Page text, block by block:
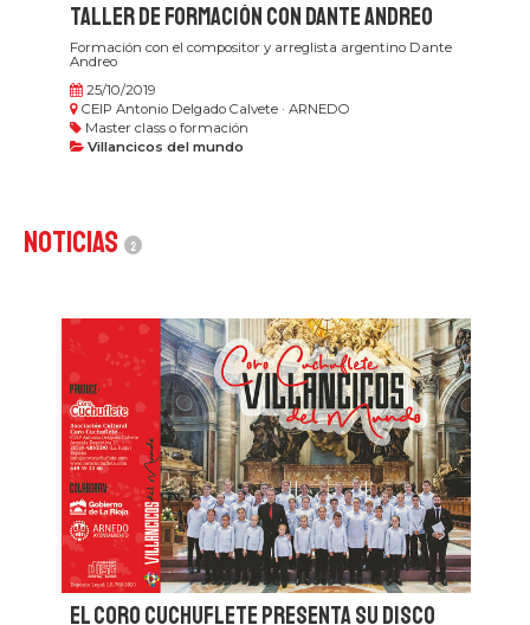
Taller de formación con Dante Andreo
Formación con el compositor y arreglista argentino Dante
Andreo
25/10/2019
CEIP Antonio Delgado Calvete · ARNEDO
Master class o formación
Villancicos del mundo
Noticias 2
El Coro Cuchuflete presenta su disco